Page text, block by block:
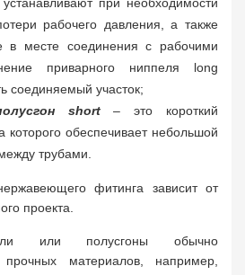
рабочего давления, а также
в месте соединения с рабочими
приварного ниппеля long
соединяемый участок;
short– это короткий
которого обеспечивает небольшой
трубами.
фитинга зависит от
проекта.
или полусгоны обычно
прочных материалов, например,